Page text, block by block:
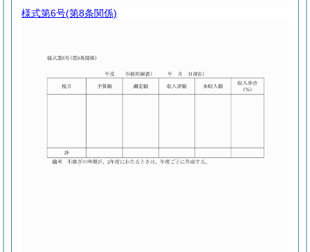
様式第6号(第8条関係)